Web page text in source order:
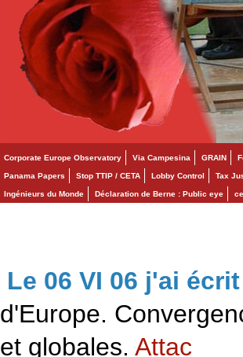
Corporate Europe Observatory Via Campesina GRAIN
Panama Papers Stop TTIP / CETA Lobby Control Tax
Ingénieurs du Monde Déclaration de Berne : Public eye
Le 06 VI 06 j'ai écrit
d'Europe.
et globales. Attac